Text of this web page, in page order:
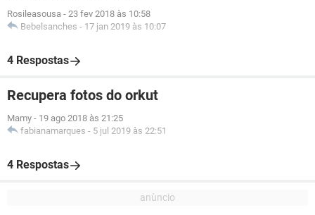
Rosileasousa - 23 fev 2018 às 10:58
Bebelsanches - 17 jan 2019 às 10:07
4 Respostas
Recupera fotos do orkut
Mamy - 19 ago 2018 às 21:25
fabianamarques - 5 jul 2019 às 22:51
4 Respostas